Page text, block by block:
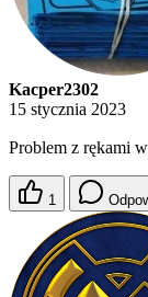
Kacper2302
15 stycznia 2023
Problem z rękami
1